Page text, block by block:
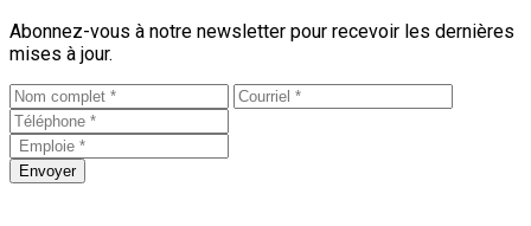
Abonnez-vous à notre newsletter pour recevoir les dernières
mises à jour.
Envoyer